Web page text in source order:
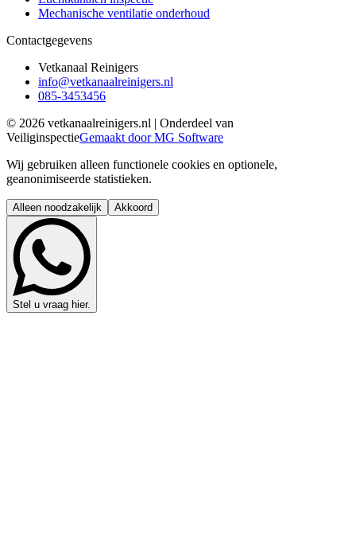
Mechanische ventilatie onderhoud
Contactgegevens
Vetkanaal Reinigers
info@vetkanaalreinigers.nl
085-3453456
© 2026 vetkanaalreinigers.nl | Onderdeel van
VeiliginspectieGemaakt door MG Software
Wij gebruiken alleen functionele cookies en optionele,
geanonimiseerde statistieken.
Alleen noodzakelijk Akkoord
Stel u vraag hier.